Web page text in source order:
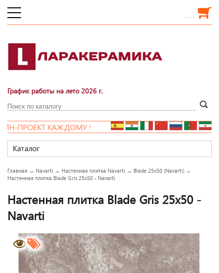
. . .
График работы на лето 2026 г.
КАЖДОМУ !
Каталог
Главная → Navarti → Настенная плитка Navarti → Blade 25x50 (Navarti) →
Настенная плитка Blade Gris 25x50 - Navarti
Настенная плитка Blade Gris 25x50 -
Navarti